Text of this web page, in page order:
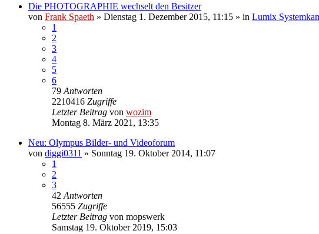
Die PHOTOGRAPHIE wechselt den Besitzer
von Frank Spaeth » Dienstag 1. Dezember 2015, 11:15 » in Lumix
1
2
3
4
5
6
79 Antworten
2210416 Zugriffe
Letzter Beitrag von wozim
Montag 8. März 2021, 13:35
Neu: Olympus Bilder- und Videoforum
von diggi0311 » Sonntag 19. Oktober 2014, 11:07
1
2
3
42 Antworten
56555 Zugriffe
Letzter Beitrag von mopswerk
Samstag 19. Oktober 2019, 15:03